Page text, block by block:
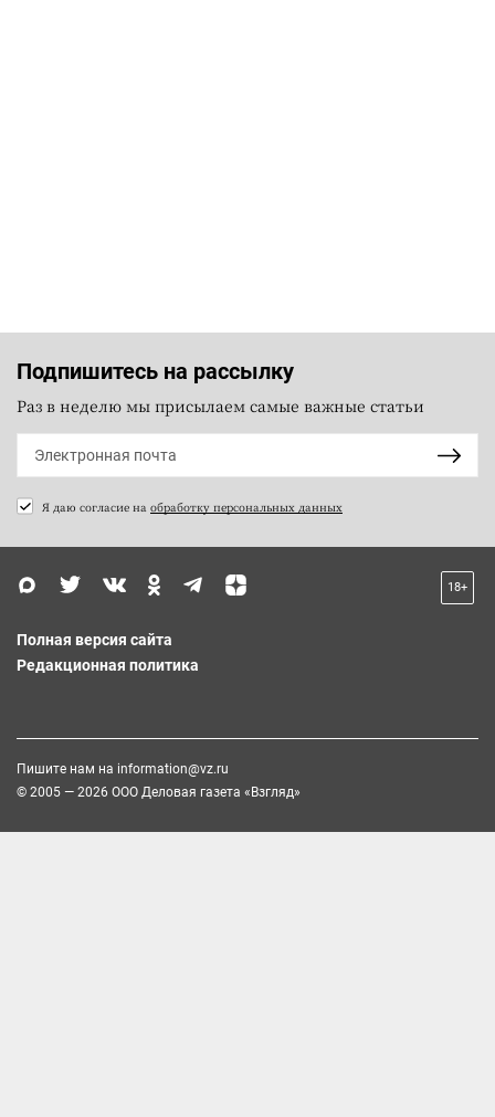
Подпишитесь на рассылку
Раз в неделю мы присылаем самые важные статьи
Я даю согласие на обработку персональных данных
18+
Полная версия сайта
Редакционная политика
Пишите нам на information@vz.ru
© 2005 — 2026 ООО Деловая газета «Взгляд»